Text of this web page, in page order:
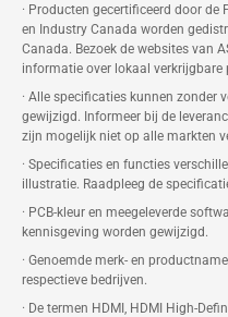
· Producten gecertificeerd door
en Industry Canada worden
Canada. Bezoek de websites van
informatie over lokaal verkrijgbare
· Alle specificaties kunnen zonder
gewijzigd. Informeer bij de
zijn mogelijk niet op alle markten
· Specificaties en functies
illustratie. Raadpleeg de
· PCB-kleur en meegeleverde
kennisgeving worden gewijzigd.
· Genoemde merk- en
respectieve bedrijven.
· De termen HDMI, HDMI High-